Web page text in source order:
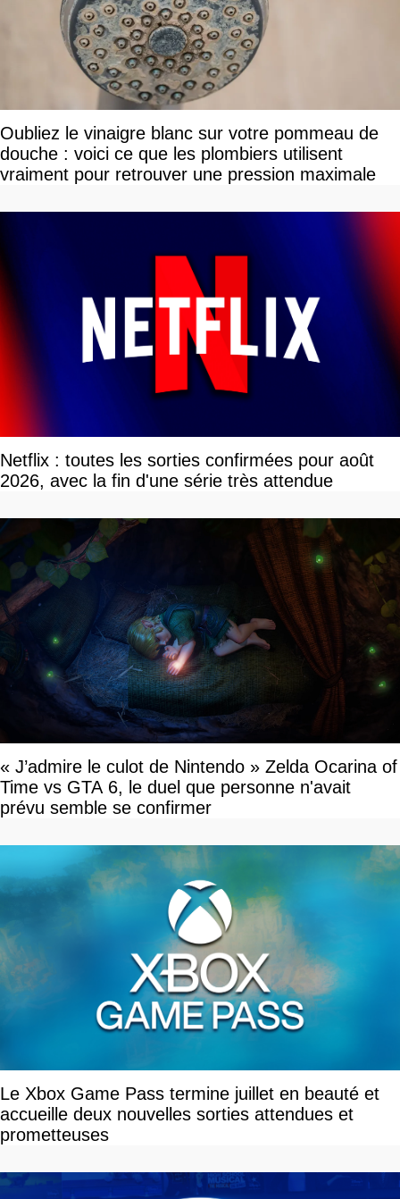
Oubliez le vinaigre blanc sur votre pommeau de
douche : voici ce que les plombiers utilisent
vraiment pour retrouver une pression maximale
Netflix : toutes les sorties confirmées pour août
2026, avec la fin d'une série très attendue
« J’admire le culot de Nintendo » Zelda Ocarina of
Time vs GTA 6, le duel que personne n'avait
prévu semble se confirmer
Le Xbox Game Pass termine juillet en beauté et
accueille deux nouvelles sorties attendues et
prometteuses